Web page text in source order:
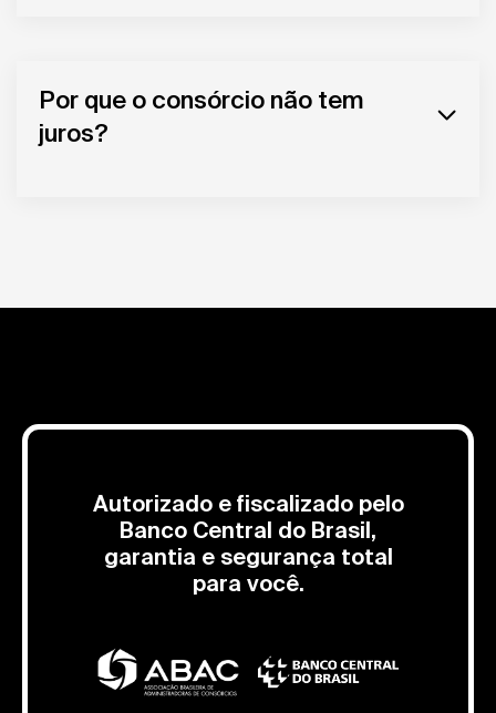
Por que o consórcio não tem
juros?
Autorizado e fiscalizado pelo
Banco Central do Brasil,
garantia e segurança total
para você.